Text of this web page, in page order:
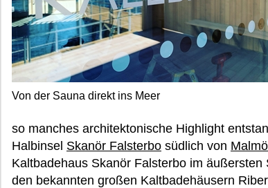
Von der Sauna direkt ins Meer
so manches architektonische Highlight
Halbinsel Skanör Falsterbo südlich von Malmö
Kaltbadehaus Skanör Falsterbo im
den bekannten großen Kaltbadehäusern